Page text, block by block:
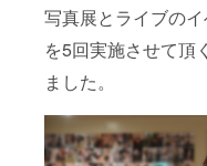
写真展とライブのイ
を5回実施させて頂
ました。